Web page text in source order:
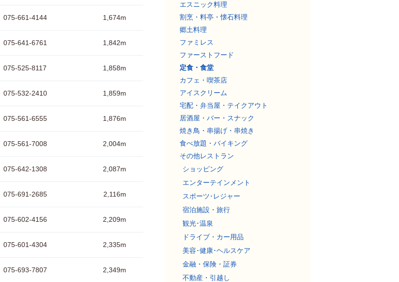
075-661-4144 1,674m
075-641-6761 1,842m
075-525-8117 1,858m
075-532-2410 1,859m
075-561-6555 1,876m
075-561-7008 2,004m
075-642-1308 2,087m
075-691-2685 2,116m
075-602-4156 2,209m
075-601-4304 2,335m
075-693-7807 2,349m
エスニック料理
割烹・料亭・懐石料理
郷土料理
ファミレス
ファーストフード
定食・食堂
カフェ・喫茶店
アイスクリーム
宅配・弁当屋・テイクアウト
居酒屋・バー・スナック
焼き鳥・串揚げ・串焼き
食べ放題・バイキング
その他レストラン
ショッピング
エンターテインメント
スポーツ･レジャー
宿泊施設・旅行
観光･温泉
ドライブ・カー用品
美容･健康･ヘルスケア
金融・保険・証券
不動産・引越し